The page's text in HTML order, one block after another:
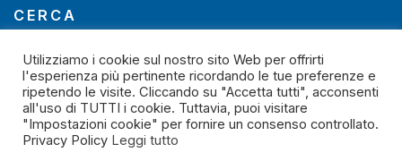
CERCA
Utilizziamo i cookie sul nostro sito Web per offrirti
l'esperienza più pertinente ricordando le tue preferenze e
ripetendo le visite. Cliccando su "Accetta tutti", acconsenti
all'uso di TUTTI i cookie. Tuttavia, puoi visitare
"Impostazioni cookie" per fornire un consenso controllato.
Privacy Policy Leggi tutto